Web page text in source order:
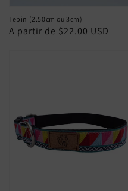
Tepin (2.50cm ou 3cm)
Preço
A partir de $22.00 USD